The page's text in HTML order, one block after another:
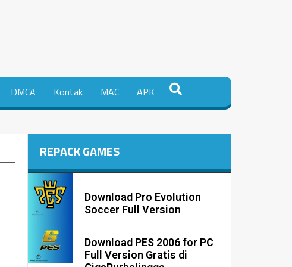
DMCA Kontak MAC APK
REPACK GAMES
Download Pro Evolution
Soccer Full Version
Download PES 2006 for PC
Full Version Gratis di